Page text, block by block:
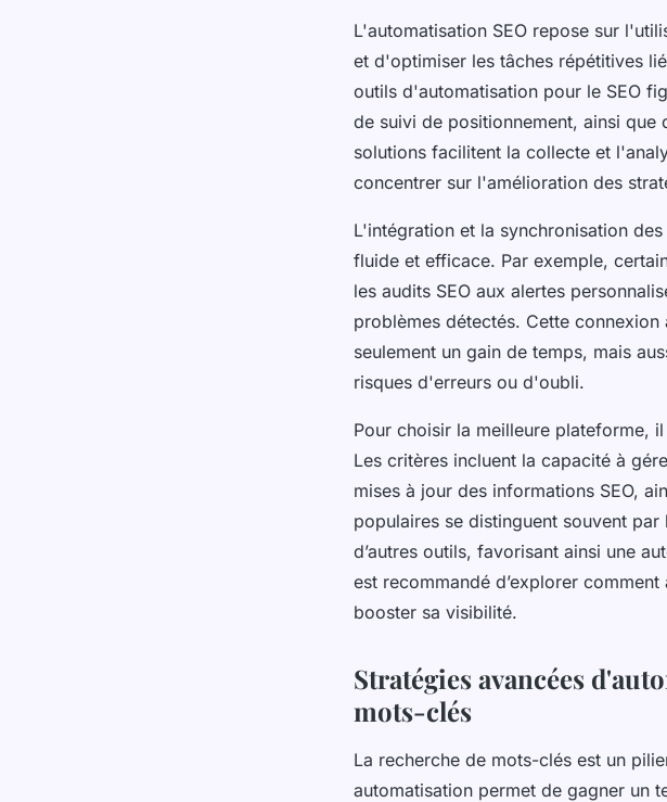
L'automatisation SEO repose sur
et d'optimiser les tâches répétitives
outils d'automatisation pour le SEO
de suivi de positionnement, ainsi
solutions facilitent la collecte et
concentrer sur l'amélioration des
L'intégration et la synchronisation
fluide et efficace. Par exemple,
les audits SEO aux alertes
problèmes détectés. Cette
seulement un gain de temps, mais
risques d'erreurs ou d'oubli.
Pour choisir la meilleure plateforme,
Les critères incluent la capacité à
mises à jour des informations SEO,
populaires se distinguent souvent
d’autres outils, favorisant ainsi une
est recommandé d’explorer
booster sa visibilité.
Stratégies avancées
mots-clés
La recherche de mots-clés est un
automatisation permet de gagner un